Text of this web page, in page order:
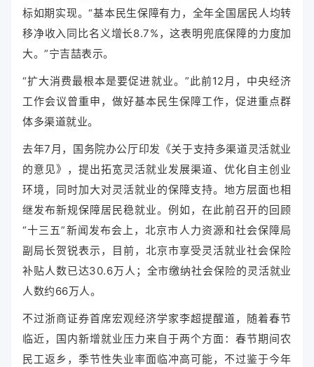
标如期实现。“基本民生保障有力，全年全国居民人均转
移净收入同比名义增长8.7%，这表明兜底保障的力度加
大。”宁吉喆表示。
“扩大消费最根本是要促进就业。”此前12月，中央经济
工作会议曾重申，做好基本民生保障工作，促进重点群
体多渠道就业。
去年7月，国务院办公厅印发《关于支持多渠道灵活就业
的意见》，提出拓宽灵活就业发展渠道、优化自主创业
环境，同时加大对灵活就业的保障支持。地方层面也相
继发布新规保障居民稳就业。例如，在此前召开的回顾
“十三五”新闻发布会上，北京市人力资源和社会保障局
副局长贺锐表示，目前，北京市享受灵活就业社会保险
补贴人数已达30.6万人；全市缴纳社会保险的灵活就业
人数约66万人。
不过浙商证券首席宏观经济学家李超提醒道，随着春节
临近，国内新增就业压力来自于两个方面：春节期间农
民工返乡，季节性失业率面临冲高可能，不过鉴于今年